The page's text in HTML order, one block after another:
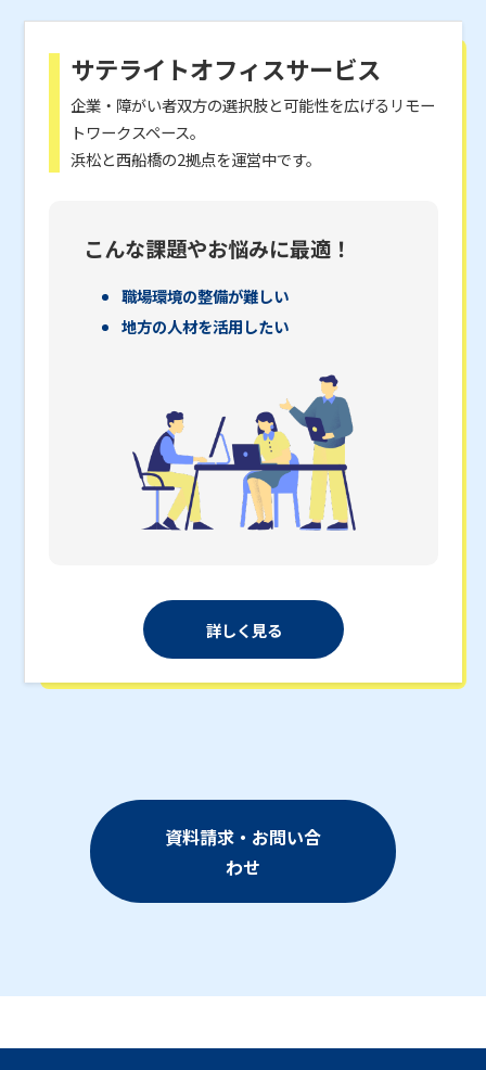
サテライトオフィスサービス
企業・障がい者双方の選択肢と可能性を広げるリモー
トワークスペース。
浜松と西船橋の2拠点を運営中です。
こんな課題やお悩みに最適！
職場環境の整備が難しい
地方の人材を活用したい
詳しく見る
資料請求・お問い合
わせ